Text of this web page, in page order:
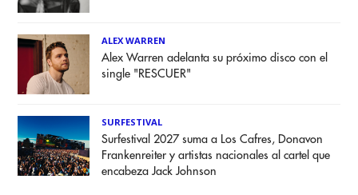
ALEX WARREN
Alex Warren adelanta su próximo disco con el
single "RESCUER"
SURFESTIVAL
Surfestival 2027 suma a Los Cafres, Donavon
Frankenreiter y artistas nacionales al cartel que
encabeza Jack Johnson